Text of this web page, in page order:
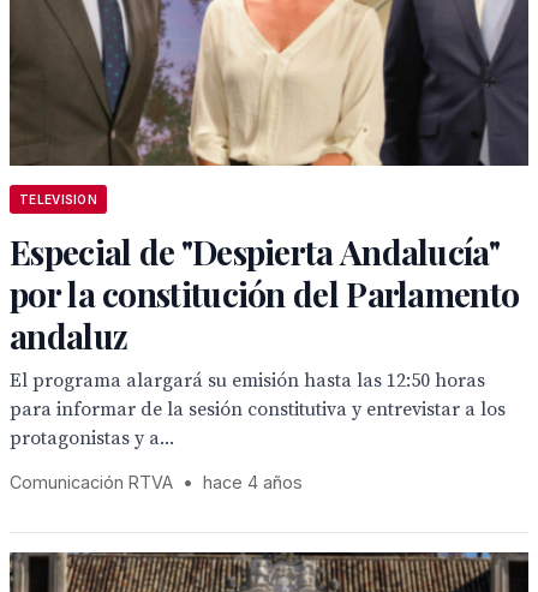
TELEVISION
Especial de "Despierta Andalucía"
por la constitución del Parlamento
andaluz
El programa alargará su emisión hasta las 12:50 horas
para informar de la sesión constitutiva y entrevistar a los
protagonistas y a...
Comunicación RTVA • hace 4 años